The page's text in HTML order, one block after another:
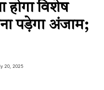
होगा विशेष
पड़ेगा अंजाम;
20, 2025